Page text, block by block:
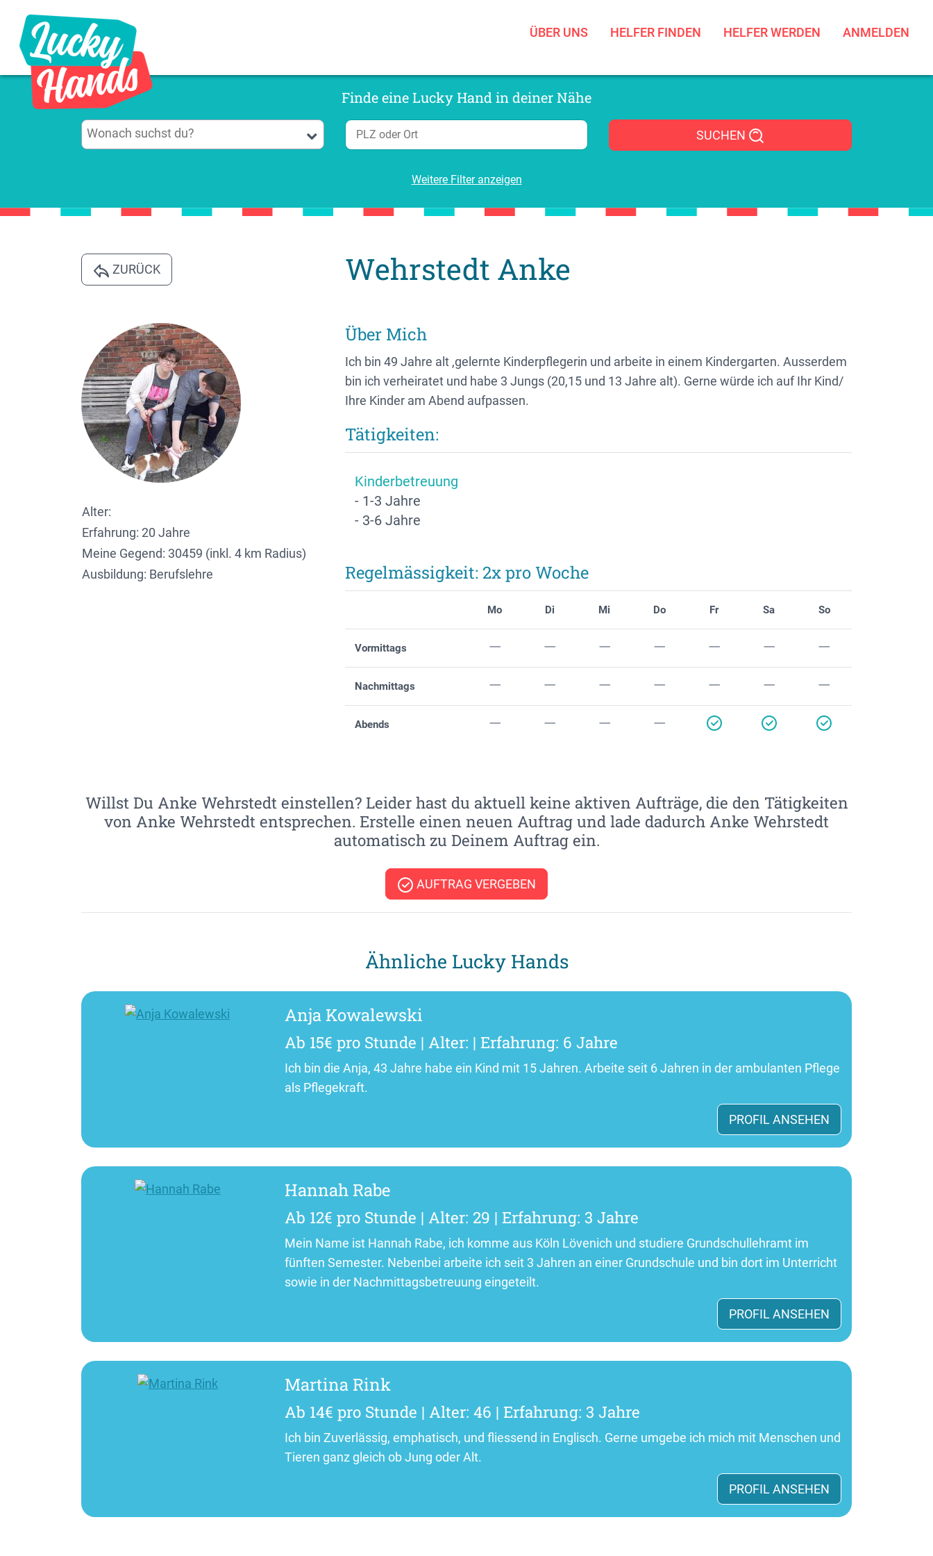
ÜBER UNS HELFER FINDEN HELFER WERDEN ANMELDEN
Finde eine Lucky Hand in deiner Nähe
SUCHEN
Weitere Filter anzeigen
ZURÜCK Wehrstedt Anke
Alter:
Erfahrung: 20 Jahre
Meine Gegend: 30459 (inkl. 4 km Radius)
Ausbildung: Berufslehre
Über Mich
Ich bin 49 Jahre alt ,gelernte Kinderpflegerin und arbeite in einem Kindergarten. Ausserdem
bin ich verheiratet und habe 3 Jungs (20,15 und 13 Jahre alt). Gerne würde ich auf Ihr Kind/
Ihre Kinder am Abend aufpassen.
Tätigkeiten:
Kinderbetreuung
- 1-3 Jahre
- 3-6 Jahre
Regelmässigkeit: 2x pro Woche
Mo Di Mi Do Fr Sa So
Vormittags
Nachmittags
Abends
Willst Du Anke Wehrstedt einstellen? Leider hast du aktuell keine aktiven Aufträge, die den Tätigkeiten
von Anke Wehrstedt entsprechen. Erstelle einen neuen Auftrag und lade dadurch Anke Wehrstedt
automatisch zu Deinem Auftrag ein.
AUFTRAG VERGEBEN
Ähnliche Lucky Hands
Anja Kowalewski
Ab 15€ pro Stunde | Alter: | Erfahrung: 6 Jahre
Ich bin die Anja, 43 Jahre habe ein Kind mit 15 Jahren. Arbeite seit 6 Jahren in der ambulanten Pflege
als Pflegekraft.
PROFIL ANSEHEN
Hannah Rabe
Ab 12€ pro Stunde | Alter: 29 | Erfahrung: 3 Jahre
Mein Name ist Hannah Rabe, ich komme aus Köln Lövenich und studiere Grundschullehramt im
fünften Semester. Nebenbei arbeite ich seit 3 Jahren an einer Grundschule und bin dort im Unterricht
sowie in der Nachmittagsbetreuung eingeteilt.
PROFIL ANSEHEN
Martina Rink
Ab 14€ pro Stunde | Alter: 46 | Erfahrung: 3 Jahre
Ich bin Zuverlässig, emphatisch, und fliessend in Englisch. Gerne umgebe ich mich mit Menschen und
Tieren ganz gleich ob Jung oder Alt.
PROFIL ANSEHEN